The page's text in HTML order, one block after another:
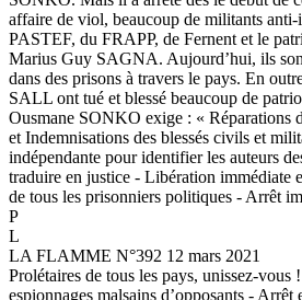
affaire de viol, beaucoup de militants anti-
PASTEF, du FRAPP, de Fernent et le
Marius Guy SAGNA. Aujourd’hui, ils
dans des prisons à travers le pays. En
SALL ont tué et blessé beaucoup de
Ousmane SONKO exige : « Réparations
et Indemnisations des blessés civils et
indépendante pour identifier les auteurs
traduire en justice - Libération immédiate
de tous les prisonniers politiques - Arrêt
P
L
LA FLAMME N°392 12 mars 2021
Prolétaires de tous les pays, unissez-vous
espionnages malsains d’opposants - Arrêt